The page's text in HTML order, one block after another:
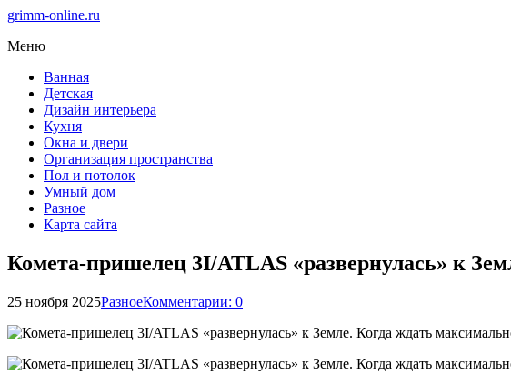
grimm-online.ru
Меню
Ванная
Детская
Дизайн интерьера
Кухня
Окна и двери
Организация пространства
Пол и потолок
Умный дом
Разное
Карта сайта
Комета-пришелец 3I/ATLAS «развернулась» к
25 ноября 2025РазноеКомментарии: 0